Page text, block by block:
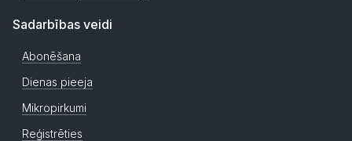
Sadarbības veidi
Abonēšana
Dienas pieeja
Mikropirkumi
Reģistrēties